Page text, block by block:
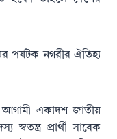
পর্যটক নগরীর ঐতিহ্য
আগামী একাদশ জাতীয়
স্বতন্ত্র প্রার্থী সাবেক